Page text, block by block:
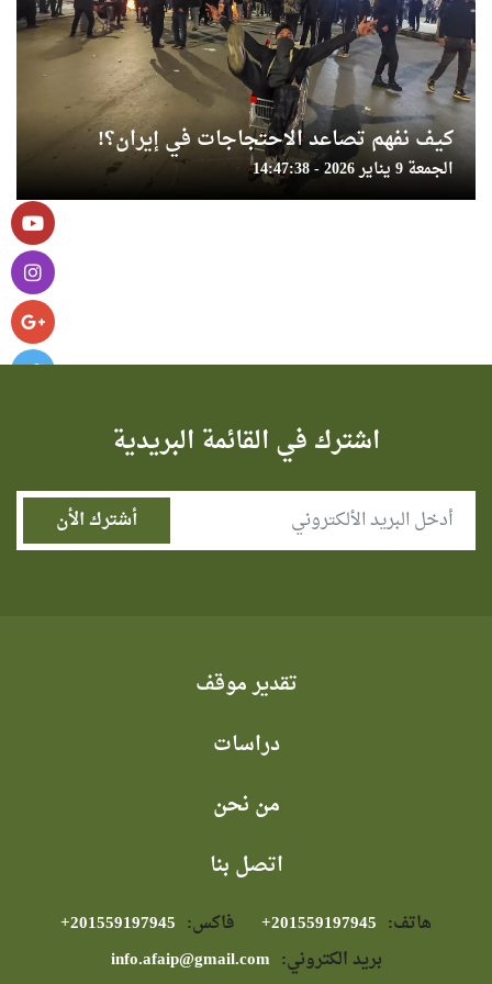
كيف نفهم تصاعد الاحتجاجات في إيران؟!
الجمعة 9 يناير 2026 - 14:47:38
اشترك في القائمة البريدية
تقدير موقف
دراسات
من نحن
اتصل بنا
هاتف: فاكس:
بريد الكتروني: info.afaip@gmail.com